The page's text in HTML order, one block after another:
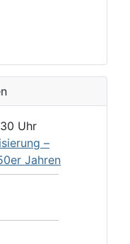
Uhr
–
Jahren